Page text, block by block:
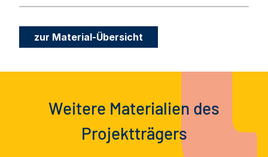
zur Material-Übersicht
Weitere Materialien des
Projektträgers